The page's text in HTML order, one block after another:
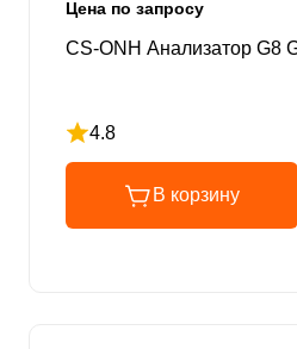
Цена по запросу
CS-ONH Анализатор G8
4.8
Рейтинг 4.8 из 5
В корзину